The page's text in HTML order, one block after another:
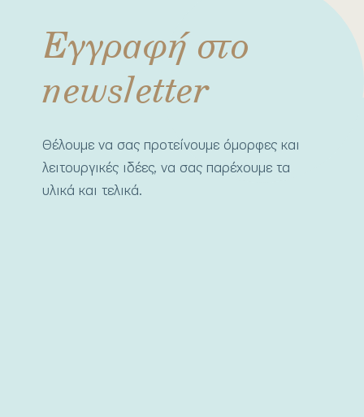
Εγγραφή στο
newsletter
Θέλουμε να σας προτείνουμε όμορφες και
λειτουργικές ιδέες, να σας παρέχουμε τα
υλικά και τελικά.